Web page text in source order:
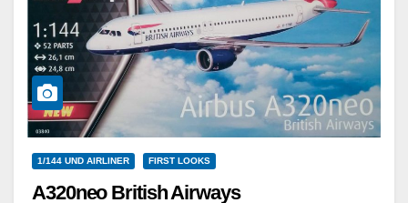
1/144 UND AIRLINER FIRST LOOKS
A320neo British Airways